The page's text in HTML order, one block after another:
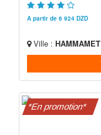
A partir de 6 924 DZD
Ville : HAMMAMET
*En promotion*